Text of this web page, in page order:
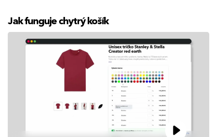
Jak funguje chytrý košík